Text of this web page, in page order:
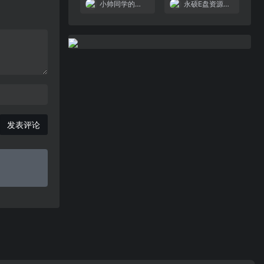
发表评论
小帅同学的储物间 永硕E盘资源站合集